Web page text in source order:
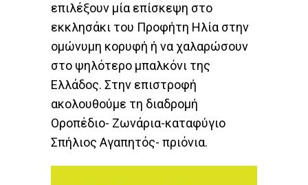
επιλέξουν μία επίσκεψη στο
εκκλησάκι του Προφήτη Ηλία στην
ομώνυμη κορυφή ή να χαλαρώσουν
στο ψηλότερο μπαλκόνι της
Ελλάδος. Στην επιστροφή
ακολουθούμε τη διαδρομή
Οροπέδιο- Ζωνάρια-καταφύγιο
Σπήλιος Αγαπητός- πριόνια.